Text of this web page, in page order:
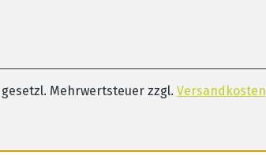
Mehrwertsteuer zzgl. Versandkosten